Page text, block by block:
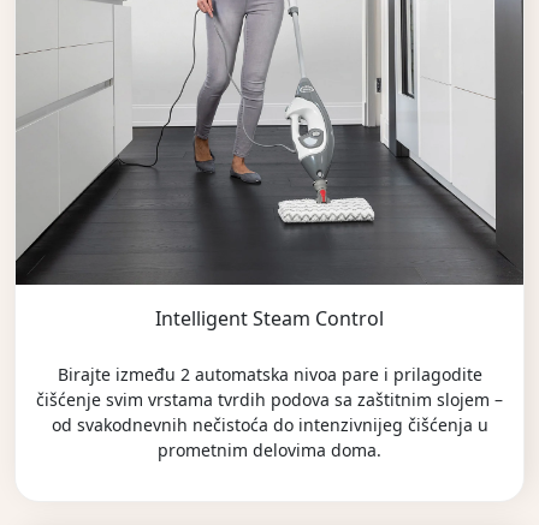
Intelligent Steam Control
Birajte između 2 automatska nivoa pare i prilagodite
čišćenje svim vrstama tvrdih podova sa zaštitnim slojem –
od svakodnevnih nečistoća do intenzivnijeg čišćenja u
prometnim delovima doma.